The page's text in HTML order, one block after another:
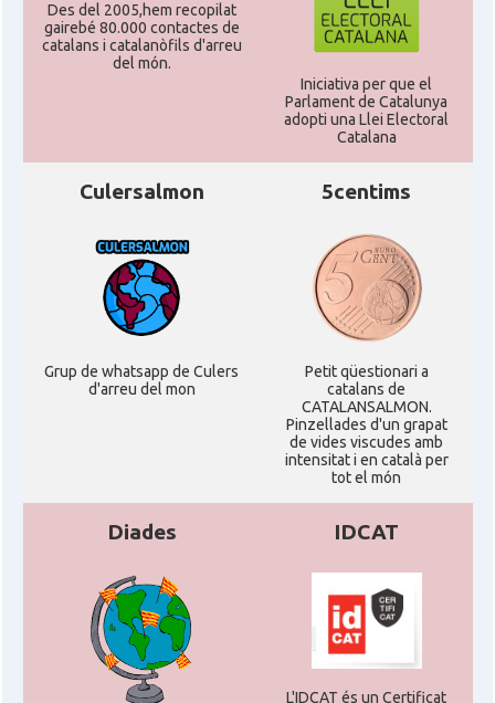
Des del 2005,hem recopilat
gairebé 80.000 contactes de
catalans i catalanòfils d'arreu
del món.
Iniciativa per que el
Parlament de Catalunya
adopti una Llei Electoral
Catalana
Culersalmon
Grup de whatsapp de Culers
d'arreu del mon
5centims
Petit qüestionari a
catalans de
CATALANSALMON.
Pinzellades d'un grapat
de vides viscudes amb
intensitat i en català per
tot el món
Diades IDCAT
L'IDCAT és un Certificat